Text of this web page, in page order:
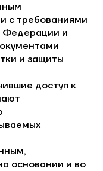
с требованиями
Федерации и
и защиты
доступ к
основании и во